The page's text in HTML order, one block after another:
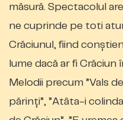
măsură. Spectacolul
ne cuprinde pe toti
Crăciunul, fiind
lume dacă ar fi Crăciun
Melodii precum ”Vals
părinți”, ”Atâta-i